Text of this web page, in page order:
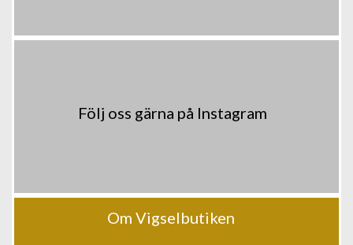
Följ oss gärna på Instagram
Om Vigselbutiken